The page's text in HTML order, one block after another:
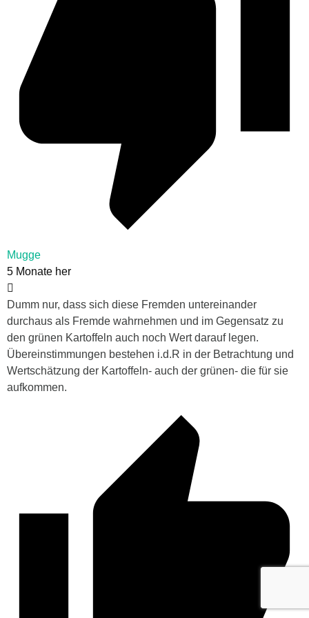
Mugge
5 Monate her
Dumm nur, dass sich diese Fremden untereinander
durchaus als Fremde wahrnehmen und im Gegensatz zu
den grünen Kartoffeln auch noch Wert darauf legen.
Übereinstimmungen bestehen i.d.R in der Betrachtung und
Wertschätzung der Kartoffeln- auch der grünen- die für sie
aufkommen.